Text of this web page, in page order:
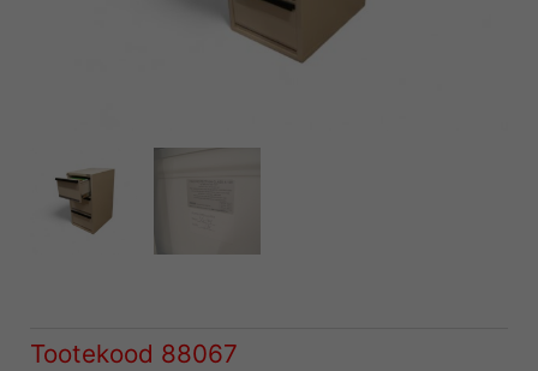
Tootekood 88067